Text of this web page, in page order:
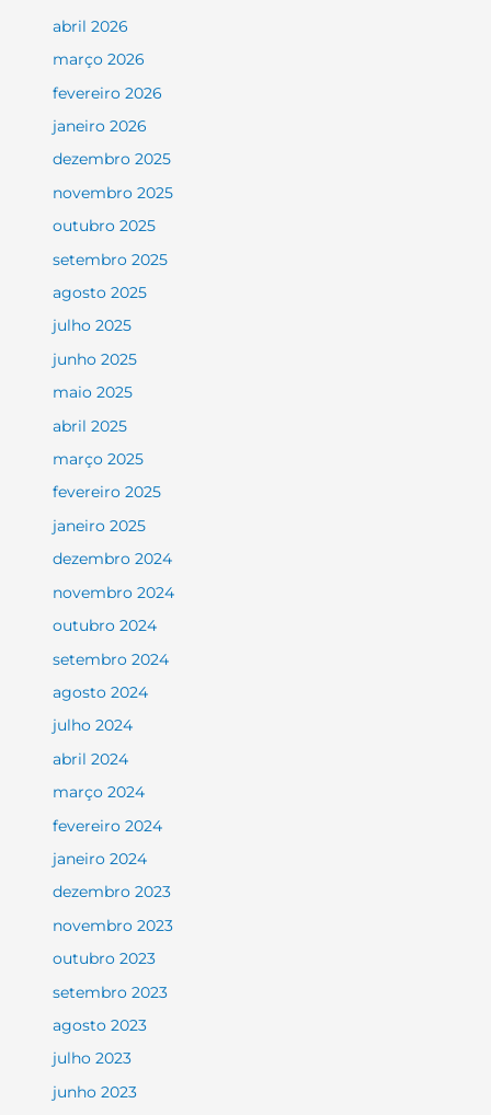
abril 2026
março 2026
fevereiro 2026
janeiro 2026
dezembro 2025
novembro 2025
outubro 2025
setembro 2025
agosto 2025
julho 2025
junho 2025
maio 2025
abril 2025
março 2025
fevereiro 2025
janeiro 2025
dezembro 2024
novembro 2024
outubro 2024
setembro 2024
agosto 2024
julho 2024
abril 2024
março 2024
fevereiro 2024
janeiro 2024
dezembro 2023
novembro 2023
outubro 2023
setembro 2023
agosto 2023
julho 2023
junho 2023